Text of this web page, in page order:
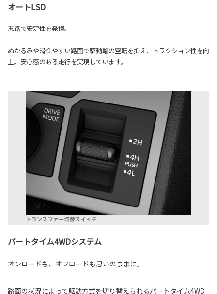
オートLSD
悪路で安定性を発揮。
ぬかるみや滑りやすい路面で駆動輪の空転を抑え、トラクション性を向
上。安心感のある走行を実現しています。
パートタイム4WDシステム
オンロードも、オフロードも思いのままに。
路面の状況によって駆動方式を切り替えられるパートタイム4WD